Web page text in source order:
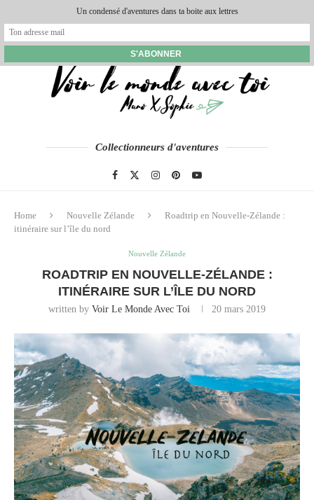
Collectionneurs d'aventures
Home Nouvelle Zélande
Roadtrip en Nouvelle-Zélande :
itinéraire sur l’île du nord
Nouvelle Zélande
ROADTRIP EN NOUVELLE-ZÉLANDE :
ITINÉRAIRE SUR L’ÎLE DU NORD
written by Voir Le Monde Avec Toi 20 mars 2019
Un condensé d'aventures dans ta boite aux lettres